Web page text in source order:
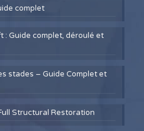
complet
: Guide complet, déroulé et
stades – Guide Complet et
Structural Restoration